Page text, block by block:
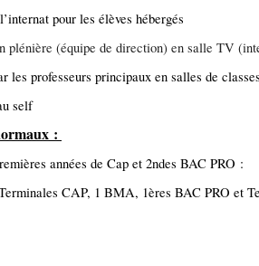
pour les élèves hébergés
de direction) en salle TV
principaux en salles de classes
:
années de Cap et 2ndes BAC PRO :
CAP, 1 BMA, 1ères BAC PRO et